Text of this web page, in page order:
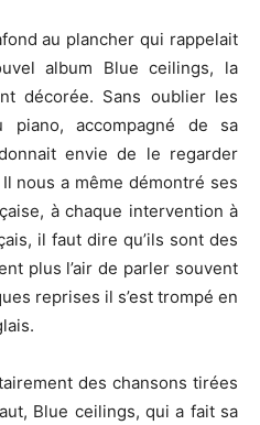
au plancher qui rappelait
album Blue ceilings, la
décorée. Sans oublier les
piano, accompagné de sa
envie de le regarder
nous a même démontré ses
à chaque intervention à
il faut dire qu’ils sont des
plus l’air de parler souvent
reprises il s’est trompé en
des chansons tirées
Blue ceilings, qui a fait sa